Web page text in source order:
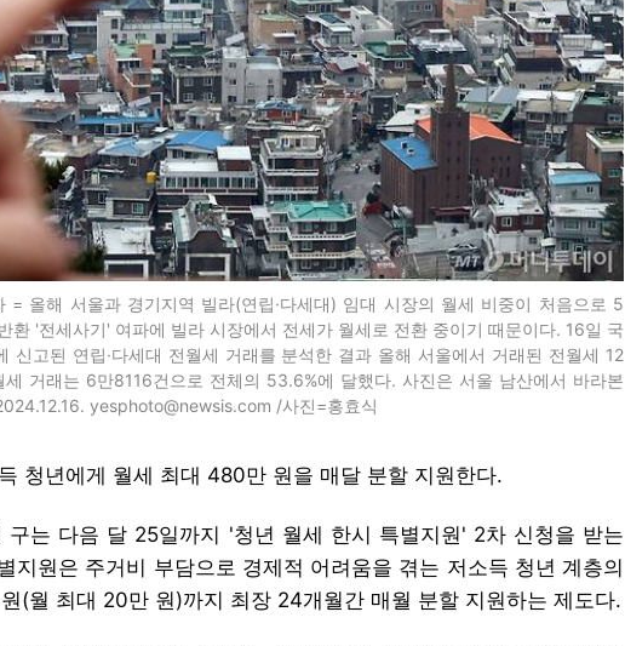
= 올해 서울과 경기지역 빌라(연립·다세대) 임대 시장의 월세 비중이 처음으로 5
환 '전세사기' 여파에 빌라 시장에서 전세가 월세로 전환 중이기 때문이다. 16일 국
신고된 연립·다세대 전월세 거래를 분석한 결과 올해 서울에서 거래된 전월세 12
세 거래는 6만8116건으로 전체의 53.6%에 달했다. 사진은 서울 남산에서 바라본
yesphoto@newsis.com /사진=홍효식
청년에게 월세 최대 480만 원을 매달 분할 지원한다.
구는 다음 달 25일까지 '청년 월세 한시 특별지원' 2차 신청을 받는
지원은 주거비 부담으로 경제적 어려움을 겪는 저소득 청년 계층의
(월 최대 20만 원)까지 최장 24개월간 매월 분할 지원하는 제도다.